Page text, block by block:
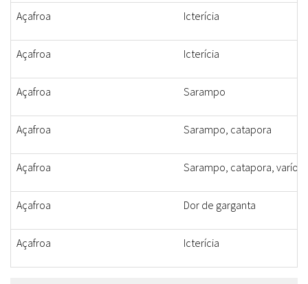
Açafroa Icterícia
Açafroa Icterícia
Açafroa Sarampo
Açafroa Sarampo, catapora
Açafroa Sarampo, catapora, varíola
Açafroa Dor de garganta
Açafroa Icterícia